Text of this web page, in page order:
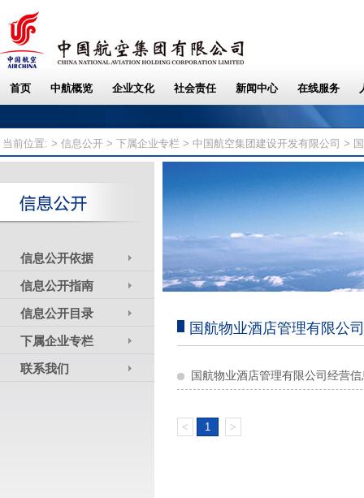
当前位置: > 信息公开 > 下属企业专栏 > 中国航空集团建设开发有限公司 >
信息公开依据
信息公开指南
信息公开目录
下属企业专栏
联系我们
国航物业酒店管理有限公司
国航物业酒店管理有限公司经营信
< 1 >